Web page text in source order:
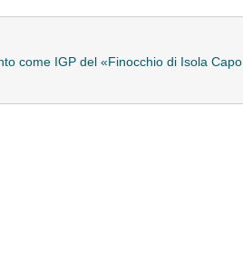
come IGP del «Finocchio di Isola